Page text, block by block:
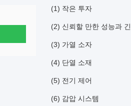
(1) 작은 투자
(2) 신뢰할 만한 성능과
(3) 가열 소자
(4) 단열 소재
(5) 전기 제어
(6) 감압 시스템